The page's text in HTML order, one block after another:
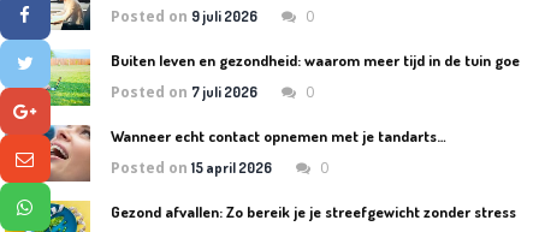
Posted on 9 juli 2026 0
Posted on 7 juli 2026 0
Wanneer echt contact opnemen met je tandarts…
Posted on15 april 2026 0
Gezond afvallen: Zo bereik je je streefgewicht zonder stress